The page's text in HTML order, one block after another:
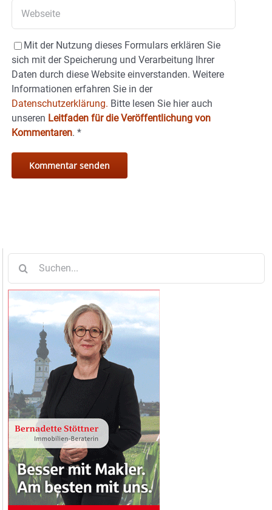
Mit der Nutzung dieses Formulars erklären Sie
sich mit der Speicherung und Verarbeitung Ihrer
Daten durch diese Website einverstanden. Weitere
Informationen erfahren Sie in der
Datenschutzerklärung. Bitte lesen Sie hier auch
unseren Leitfaden für die Veröffentlichung von
Kommentaren. *
nach: